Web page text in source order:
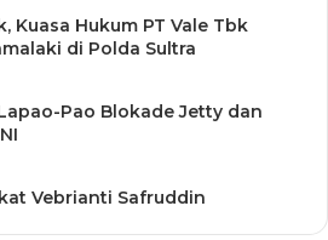
Kuasa Hukum PT Vale Tbk
di Polda Sultra
Pao Blokade Jetty dan
Vebrianti Safruddin